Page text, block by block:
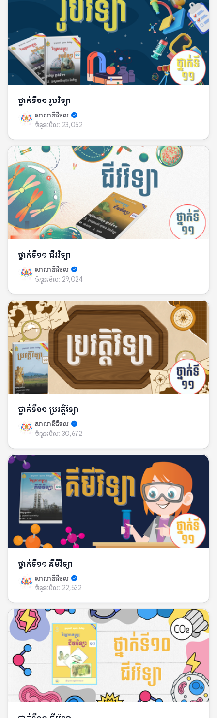
ថ្នាក់ទី១១ រូបវិទ្យា
សាលាឌីជីថល
ចំនួនមើល: 23,052
ថ្នាក់ទី១១ ជីវវិទ្យា
សាលាឌីជីថល
ចំនួនមើល: 29,024
ថ្នាក់ទី១១ ប្រវត្តិវិទ្យា
សាលាឌីជីថល
ចំនួនមើល: 30,672
ថ្នាក់ទី១១ គីមីវិទ្យា
សាលាឌីជីថល
ចំនួនមើល: 22,532